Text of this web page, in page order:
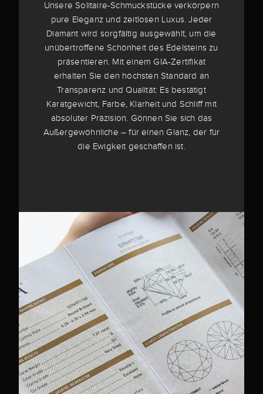
Unsere Solitaire-Schmuckstücke verkörpern
pure Eleganz und zeitlosen Luxus. Jeder
Diamant wird sorgfältig ausgewählt, um die
unübertroffene Schönheit des Edelsteins zu
präsentieren. Mit einem GIA-Zertifikat
erhalten Sie den höchsten Standard an
Transparenz und Qualität: Es bestätigt
Karatgewicht, Farbe, Klarheit und Schliff mit
absoluter Präzision. Gönnen Sie sich das
Außergewöhnliche – für einen Glanz, der für
die Ewigkeit geschaffen ist.